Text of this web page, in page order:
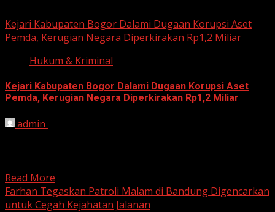
Kejari Kabupaten Bogor Dalami Dugaan Korupsi Aset
Pemda, Kerugian Negara Diperkirakan Rp1,2 Miliar
Hukum & Kriminal
Kejari Kabupaten Bogor Dalami Dugaan Korupsi Aset
Pemda, Kerugian Negara Diperkirakan Rp1,2 Miliar
admin
Read More
Farhan Tegaskan Patroli Malam di Bandung Digencarkan
untuk Cegah Kejahatan Jalanan